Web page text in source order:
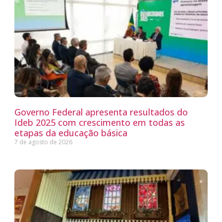
Governo Federal apresenta resultados do
Ideb 2025 com crescimento em todas as
etapas da educação básica
7 de agosto de 2026